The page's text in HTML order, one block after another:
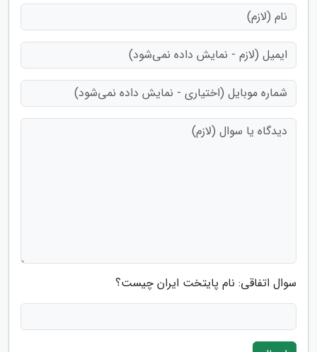
سوال اتفاقی: نام پایتخت ایران چیست؟